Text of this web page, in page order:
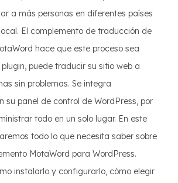
a más personas en diferentes países
El complemento de traducción de
hace que este proceso sea
puede traducir su sitio web a
sin problemas. Se integra
su panel de control de WordPress, por
todo en un solo lugar. En este
todo lo que necesita saber sobre
MotaWord para WordPress.
instalarlo y configurarlo, cómo elegir